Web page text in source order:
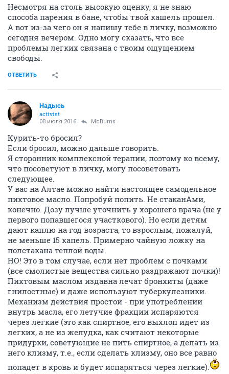
Несмотря на столь высокую оценку, я не знаю
способа парения в бане, чтобы твой кашель прошел.
А вот из-за чего он я напишу тебе в личку, возможно
сегодня вечером. Одно могу сказать, что все
проблемы легких связана с твоим ощущением
свободы.
ОТВЕТИТЬ
Надысь
activist
08 июля 2016 McBurns
Курить-то бросил?
Если бросил, можно дальше говорить.
Я сторонник комплексной терапии, поэтому ко всему,
что посоветуют в личку, могу посоветовать
следующее.
У вас на Алтае можно найти настоящее самодельное
пихтовое масло. Попробуй попить. Не стаканАми,
конечно. Дозу лучше уточнить у хорошего врача (не у
первого попавшегося участкового). Но если детям
дают каплю на год возраста, то взрослым, пожалуй,
не меньше 15 капель. Примерно чайную ложку на
полстакана теплой воды.
НО! Это в том случае, если нет проблем с почками
(все смолистые вещества сильно раздражают почки)!
Пихтовым маслом издавна лечат бронхиты (даже
гнилостные) и даже используют туберкулезники.
Механизм действия простой - при употреблении
внутрь масла, его летучие фракции испаряются
через легкие (это как спиртное, его выхлоп идет из
легких, а не из желудка, как считают некоторые
придурки, советующие не пить спиртное, а делать из
него клизму, т.е., если сделать клизму, оно все равно
попадет в кровь и будет испаряться через легкие).